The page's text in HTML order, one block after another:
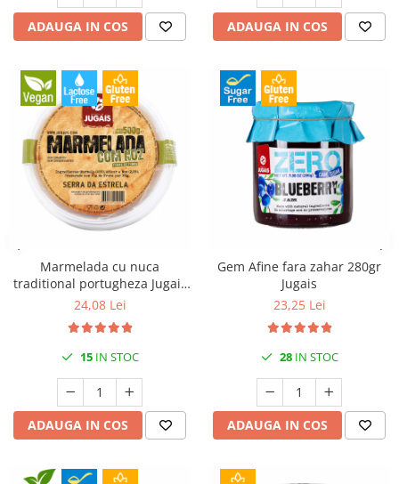
ADAUGA IN COS ADAUGA IN COS
Marmelada cu nuca
traditional portugheza Jugais
500gr
24,08 Lei
15IN STOC
ADAUGA IN COS
Gem Afine fara zahar 280gr
Jugais
23,25 Lei
28IN STOC
ADAUGA IN COS